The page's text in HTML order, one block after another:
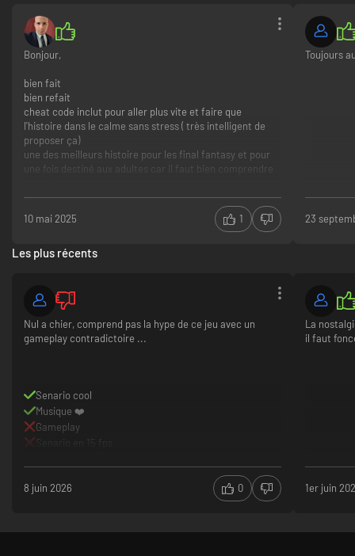
Bonjour,
bien fait
bien refait
cheat code inclut pour aller plus vite et faire que
l'histoire dans le calme sans stress ( très intelligent de
proposer ça)
une des meilleurs histoire pour les final fantasy et pour
une fois destiné aux adultes car il faut bien comprendre
scénario
personnages)
10 mai 2025 1
Toujours
23
Les plus récents
Nul a chier, comprend pas la hype de ce jeu avec un
gameplay contradictoire ...
Senario cool
Musique ❤️
Gameplay
Senario en 15 fps
8 juin 2026 0
La
il faut
1er juin